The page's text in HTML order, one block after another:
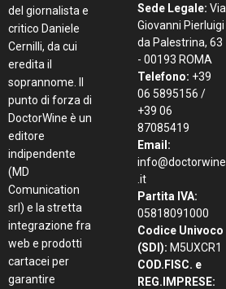
del giornalista e
critico Daniele
Cernilli, da cui
eredita il
soprannome. Il
punto di forza di
DoctorWine è un
editore
indipendente
(MD
Comunication
srl) e la stretta
integrazione fra
web e prodotti
cartacei per
garantire
Sede Legale: Via
Giovanni Pierluigi
da Palestrina, 63
- 00193 ROMA
Telefono: +39
06 5895156 /
+39 06
87085419
Email:
info@doctorwine
.it
Partita IVA:
05818091000
Codice Univoco
(SDI): M5UXCR1
COD.FISC. e
REG.IMPRESE: